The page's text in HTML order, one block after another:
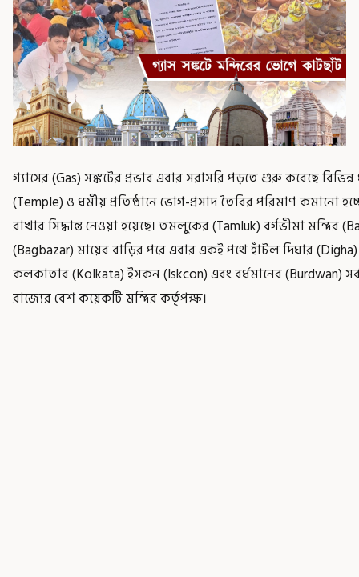
গ্যাসের (Gas) সঙ্কটের প্রভাব এবার সরাসরি পড়তে শুরু করেছে বিভিন্ন
(Temple) ও ধর্মীয় প্রতিষ্ঠানে ভোগ-প্রসাদ তৈরির পরিমাণ কমানো
রাখার সিদ্ধান্ত নেওয়া হয়েছে। তমলুকের (Tamluk) বর্গভীমা মন্দির
(Bagbazar) মায়ের বাড়ির পরে এবার একই পথে হাঁটল দিঘার
কলকাতার (Kolkata) ইসকন (Iskcon) এবং বর্ধমানের (Burdwan)
রাজ্যের বেশ কয়েকটি মন্দির কর্তৃপক্ষ।